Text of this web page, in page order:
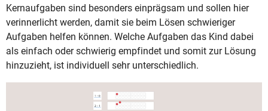
Kernaufgaben sind besonders einprägsam und sollen hier
verinnerlicht werden, damit sie beim Lösen schwieriger
Aufgaben helfen können. Welche Aufgaben das Kind dabei
als einfach oder schwierig empfindet und somit zur Lösung
hinzuzieht, ist individuell sehr unterschiedlich.